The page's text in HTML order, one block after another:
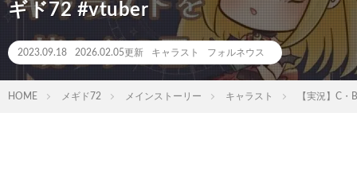
ギド72 #vtuber
2023.09.18 2026.02.05更新 キャラスト フォルネウス
HOME メギド72 メインストーリー キャラスト 【実況】C